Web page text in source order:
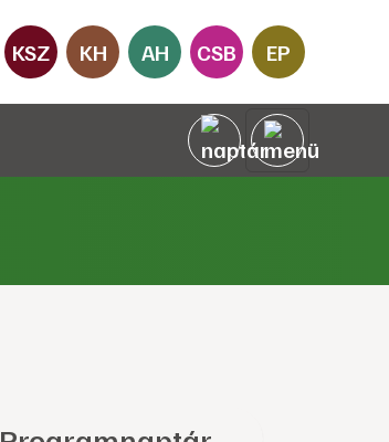
KSZ KH AH CSB EP